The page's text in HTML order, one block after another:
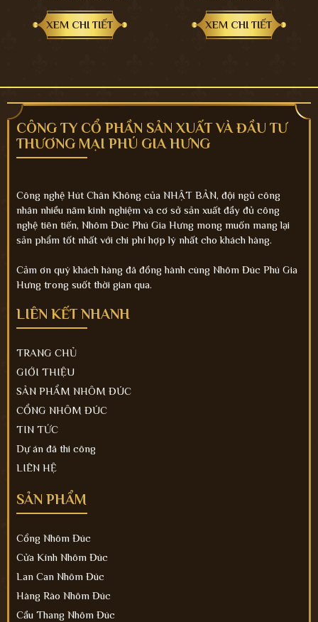
XEM CHI TIẾT XEM CHI TIẾT
CÔNG TY CỔ PHẦN SẢN XUẤT VÀ ĐẦU TƯ
THƯƠNG MẠI PHÚ GIA HƯNG
Công nghệ Hút Chân Không của NHẬT BẢN, đội ngũ công
nhân nhiều năm kinh nghiệm và cơ sở sản xuất đầy đủ công
nghệ tiên tiến, Nhôm Đúc Phú Gia Hưng mong muốn mang lại
sản phẩm tốt nhất với chi phí hợp lý nhất cho khách hàng.
Cảm ơn quý khách hàng đã đồng hành cùng Nhôm Đúc Phú Gia
Hưng trong suốt thời gian qua.
LIÊN KẾT NHANH
TRANG CHỦ
GIỚI THIỆU
SẢN PHẨM NHÔM ĐÚC
CỔNG NHÔM ĐÚC
TIN TỨC
Dự án đã thi công
LIÊN HỆ
SẢN PHẨM
Cổng Nhôm Đúc
Cửa Kính Nhôm Đúc
Lan Can Nhôm Đúc
Hàng Rào Nhôm Đúc
Cầu Thang Nhôm Đúc